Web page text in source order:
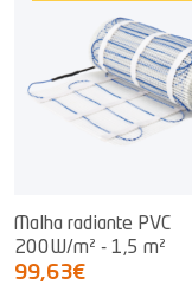
Malha radiante PVC
200W/m² - 1,5 m²
99,63€